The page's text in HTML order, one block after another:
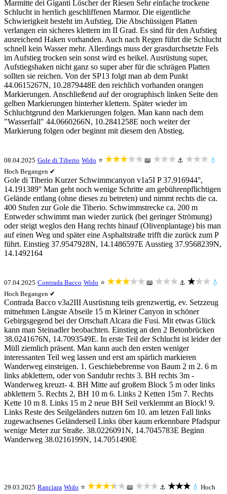
Marmitte dei Giganti Löscher der Riesen Sehr einfache trockene
Schlucht in herrlich geschliffenen Marmor. Die eigentliche
Schwierigkeit besteht im Aufstieg. Die Abschüssigen Platten
verlangen ein sicheres klettern im II Grad. Es sind für den Aufstieg
ausreichend Haken vorhanden. Auch nach Regen führt die Schlucht
schnell kein Wasser mehr. Allerdings muss der grasdurchsetzte Fels
im Aufstieg trocken sein sonst wird es heikel. Ausrüstung super,
Aufstiegshaken nicht ganz so super aber für die schrägen Platten
sollten sie reichen. Von der SP13 folgt man ab dem Punkt
44.0615267N, 10.2879448E den reichlich vorhanden orangen
Markierungen. Anschließend auf der orographisch linken Seite den
gelben Markierungen hinterher klettern. Später wieder im
Schluchtgrund den Markierungen folgen. Man kann nach dem
"Wasserfall" 44.0660266N, 10.2841258E noch weiter der
Markierung folgen oder beginnt mit diesem den Abstieg.
08.04.2025 Gole di Tiberio Wido ⭐ ★★★★★ 📖 ★★★ ⚓ ★★★ 💧
Hoch Begangen ✔
Gole di Tiberio Kurzer Schwimmcanyon v1a5I P 37.916944°,
14.191389° Man geht noch wenige Schritte am gebührenpflichtigen
Gelände entlang (ohne dieses zu betreten) und nimmt rechts die ca.
400 Stufen zur Gole die Tiberio. Schwimmstrecke ca. 200 m
Entweder schwimmt man wieder zurück (bei geringer Strömung)
oder steigt weglos den Hang rechts hinauf (Olivenplantage) bis man
auf einen Weg und später eine Asphaltstraße trifft die zurück zum P
führt. Einstieg 37.9547928N, 14.1486597E Ausstieg 37.9568239N,
14.1492164
07.04.2025 Contrada Bacco Wido ⭐ ★★★★★ 📖 ★★★ ⚓ ★★★ 💧
Hoch Begangen ✔
Contrada Bacco v3a2III Ausrüstung teils grenzwertig, ev. Setzzeug
mitnehmen Längste Abseile 15 m Kleiner Canyon in schöner
Gebirgsgegend bei der Ortschaft Alcara die Fusi. Mit etwas Glück
kann man Steinadler beobachten. Einstieg an den 2 Betonbrücken
38.0241676N, 14.7093549E. In erste Teil der Schlucht ist leider der
Müll ziemlich präsent. Man kann auch den ersten weniger
interessanten Teil weg lassen und erst am spärlich markieren
Wanderweg einsteigen. 1. Geschiebebremse von Baum 2 m 2. 6 m
links abklettern, oder von Sanduhr rechts 3. BH rechts 3m -
Wanderweg kreuzt- 4. BH Mitte auf großem Block 5 m oder links
abklettern 5. Rechts 2, BH 10 m 6. Links 2 Ketten 15m 7. Rechts
Kette 10 m 8. Links 15 m 2 neue BH Seil verklemmt an Block! 9.
Links Reste des Seilgeländers nutzen 6m 10. am letzen Fall links
zugewachsenes Geländerseil Links über kaum erkennbare Pfadspur
wenige Meter zur Straße. 38.0226091N, 14.7045783E Beginn
Wanderweg 38.0216199N, 14.7051490E
29.03.2025 Ranciara Wido ⭐ ★★★★★ 📖 ★★★ ⚓ ★★★ 💧 Hoch